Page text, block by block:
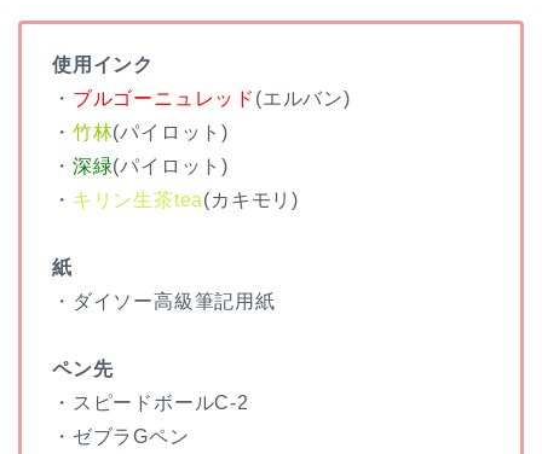
使用インク
・ ブルゴーニュレッド (エルバン)
・ 竹林(パイロット)
・ 深緑(パイロット)
・ キリン生茶tea(カキモリ)
紙
・ダイソー高級筆記用紙
ペン先
・スピードボールC-2
・ゼブラGペン